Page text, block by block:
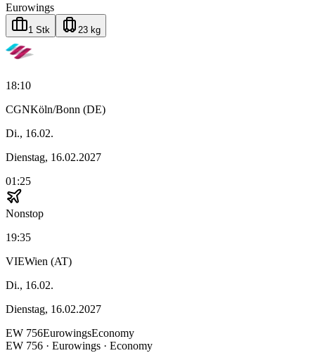
Eurowings
1 Stk 23 kg
18:10
CGNKöln/Bonn (DE)
Di., 16.02.
Dienstag, 16.02.2027
01:25
Nonstop
19:35
VIEWien (AT)
Di., 16.02.
Dienstag, 16.02.2027
EW 756EurowingsEconomy
EW 756 · Eurowings · Economy